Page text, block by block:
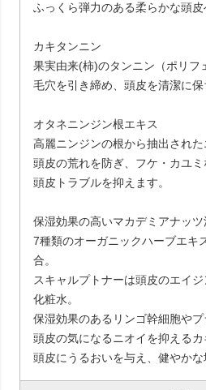
ふっくら弾力のある柔らかな頭皮
カキタンニン
果実由来(柿)のタンニン（ポリフ
毛穴を引き締め、頭皮を清潔に保
オタネニンジン根エキス
高麗ニンジンの根から抽出された
頭皮の荒れを防ぎ、フケ・カユ
頭皮トラブルを抑えます。
保湿効果の高いマカデミアナッツ
7種類のオーガニックハーブエキ
合。
スキャルプトナーは頭皮のエイ
化粧水。
保湿効果のあるリンゴ幹細胞やプ
頭皮の気になるニオイを抑えるカ
頭皮にうるおいを与え、健やかな